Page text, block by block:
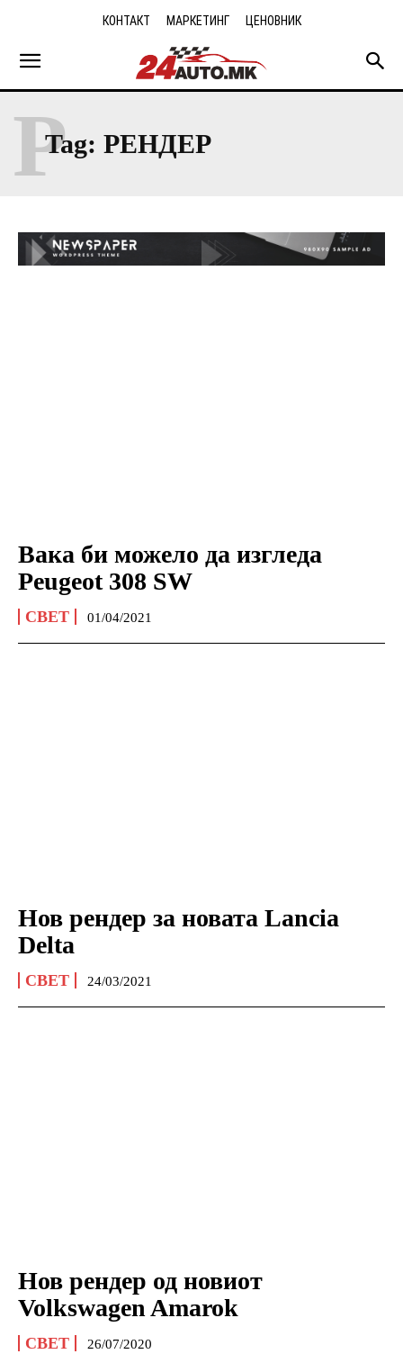
КОНТАКТ МАРКЕТИНГ ЦЕНОВНИК
Tag: РЕНДЕР
Р
Вака би можело да изгледа
Peugeot 308 SW
СВЕТ 01/04/2021
Нов рендер за новата Lancia
Delta
СВЕТ 24/03/2021
Нов рендер од новиот
Volkswagen Amarok
СВЕТ 26/07/2020